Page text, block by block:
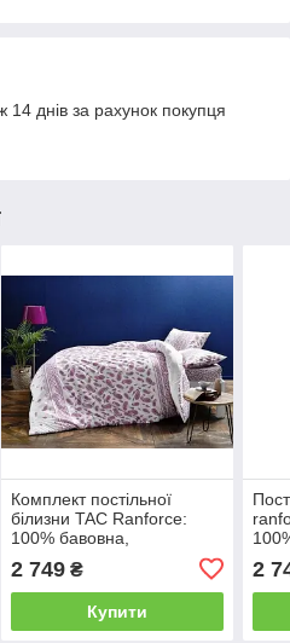
днів за рахунок покупця
Комплект постільної
білизни TAC Ranforce:
100% бавовна,
двоспальний - євро
2 749₴
Купити
2